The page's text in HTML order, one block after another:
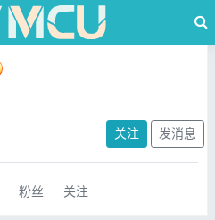
关注 发消息
粉丝 关注